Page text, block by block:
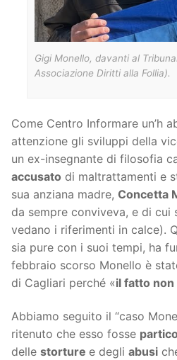
Gigi Monello, davanti al
Associazione Diritti alla Follia).
Come Centro Informare un’h
attenzione gli sviluppi della
un ex-insegnante di filosofia
accusato di maltrattamenti e
sua anziana madre, Concetta
da sempre conviveva, e di cui
vedano i riferimenti in calce).
sia pure con i suoi tempi, ha
febbraio scorso Monello è
di Cagliari perché «il fatto
Abbiamo seguito il “caso
ritenuto che esso fosse
delle storture e degli abusi